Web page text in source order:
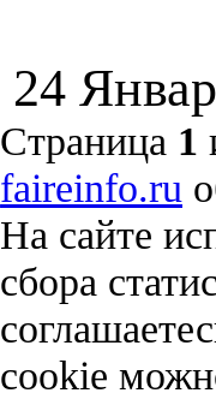
24
Страница 1
faireinfo.ru
На сайте
сбора
cookie